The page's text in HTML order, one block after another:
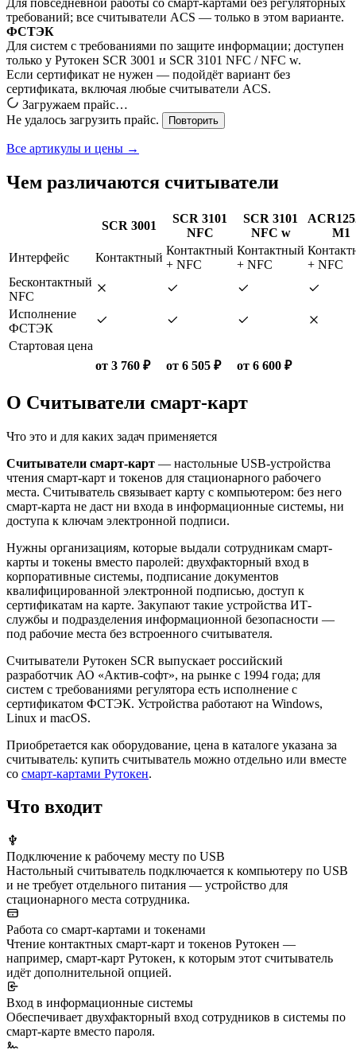
требований; все считыватели ACS — только в этом варианте.
ФСТЭК
Для систем с требованиями по защите информации; доступен
только у Рутокен SCR 3001 и SCR 3101 NFC / NFC w.
Если сертификат не нужен — подойдёт вариант без
сертификата, включая любые считыватели ACS.
Загружаем прайс…
Не удалось загрузить прайс.
Повторить
Все артикулы и цены →
Чем различаются считыватели
SCR 3001
SCR 3101
NFC
SCR 3101
NFC w
M1
Интерфейс
Контактный
Контактный
+ NFC
Контактный
+ NFC
+ NFC
Бесконтактный
NFC
Исполнение
ФСТЭК
Стартовая цена
от 3 760 ₽
от 6 505 ₽ от 6 600 ₽
О Считыватели смарт-карт
Что это и для каких задач применяется
Считыватели смарт-карт — настольные USB-устройства
чтения смарт-карт и токенов для стационарного рабочего
места. Считыватель связывает карту с компьютером: без него
смарт-карта не даст ни входа в информационные системы, ни
доступа к ключам электронной подписи.
Нужны организациям, которые выдали сотрудникам смарт-
карты и токены вместо паролей: двухфакторный вход в
корпоративные системы, подписание документов
квалифицированной электронной подписью, доступ к
сертификатам на карте. Закупают такие устройства ИТ-
службы и подразделения информационной безопасности —
под рабочие места без встроенного считывателя.
Считыватели Рутокен SCR выпускает российский
разработчик АО «Актив-софт», на рынке с 1994 года; для
систем с требованиями регулятора есть исполнение с
сертификатом ФСТЭК. Устройства работают на Windows,
Linux и macOS.
Приобретается как оборудование, цена в каталоге указана за
считыватель: купить считыватель можно отдельно или вместе
со смарт-картами Рутокен.
Что входит
Подключение к рабочему месту по USB
Настольный считыватель подключается к компьютеру по USB
и не требует отдельного питания — устройство для
стационарного места сотрудника.
Работа со смарт-картами и токенами
Чтение контактных смарт-карт и токенов Рутокен —
например, смарт-карт Рутокен, к которым этот считыватель
идёт дополнительной опцией.
Вход в информационные системы
Обеспечивает двухфакторный вход сотрудников в системы по
смарт-карте вместо пароля.